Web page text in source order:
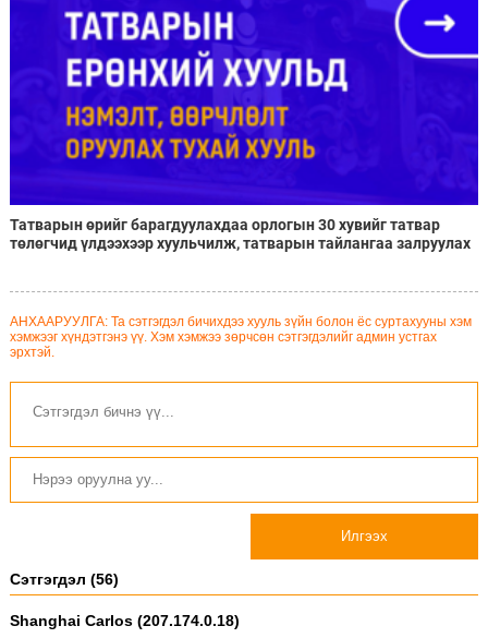
Татварын өрийг барагдуулахдаа орлогын 30 хувийг татвар
төлөгчид үлдээхээр хуульчилж, татварын тайлангаа залруулах
АНХААРУУЛГА: Та сэтгэгдэл бичихдээ хууль зүйн болон ёс суртахууны хэм
хэмжээг хүндэтгэнэ үү. Хэм хэмжээ зөрчсөн сэтгэгдэлийг админ устгах
эрхтэй.
Илгээх
Сэтгэгдэл (56)
Shanghai Carlos (207.174.0.18)